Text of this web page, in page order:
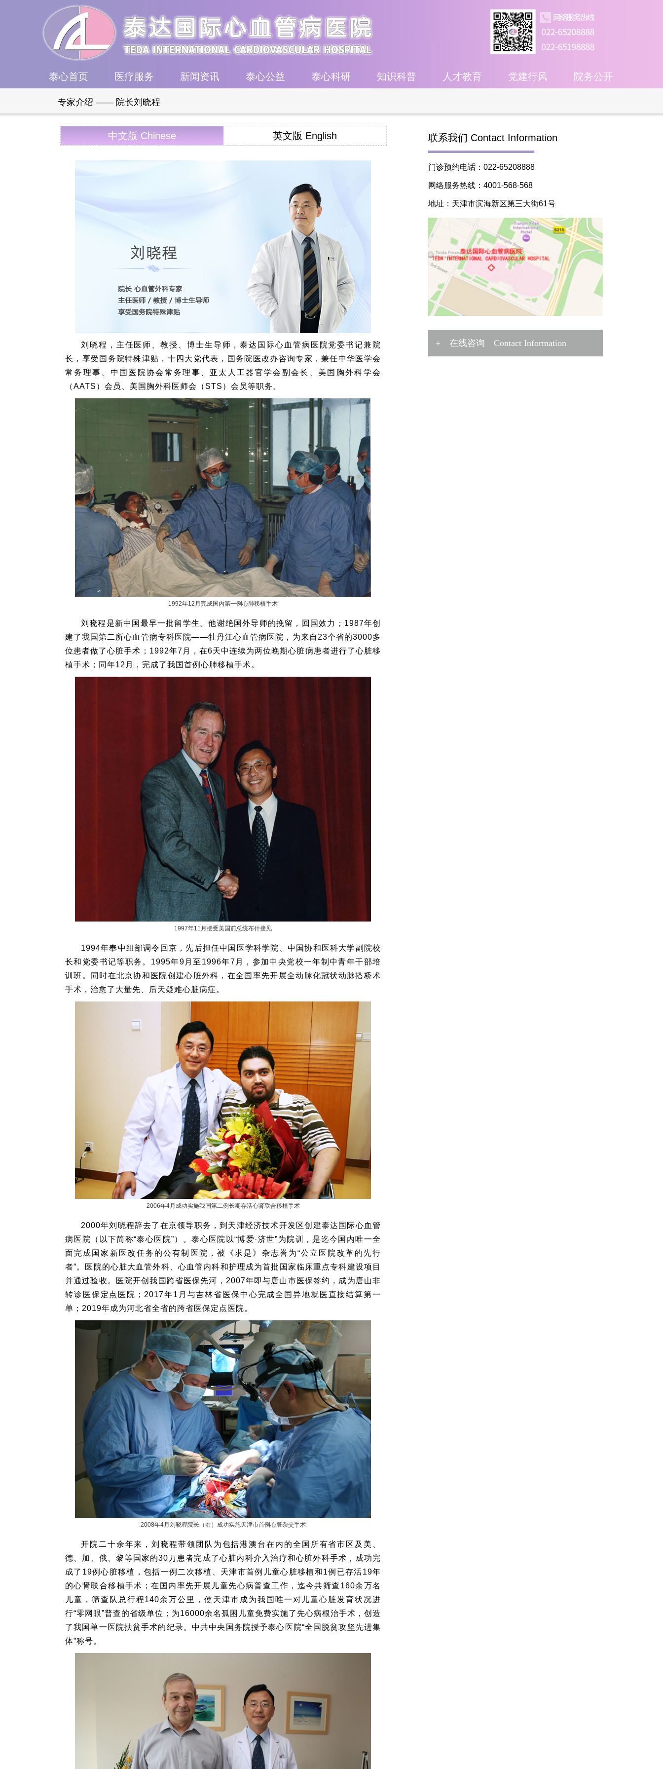
泰心首页 医疗服务 新闻资讯 泰心公益 泰心科研 知识科普 人才教育 党建行风 院务公开
专家介绍 —— 院长刘晓程
中文版 Chinese 英文版 English
刘晓程，主任医师、教授、博士生导师，泰达国际心血管病医院党委书记兼院
长，享受国务院特殊津贴，十四大党代表，国务院医改办咨询专家，兼任中华医学会
常务理事、中国医院协会常务理事、亚太人工器官学会副会长、美国胸外科学会
（AATS）会员、美国胸外科医师会（STS）会员等职务。
1992年12月完成国内第一例心肺移植手术
刘晓程是新中国最早一批留学生。他谢绝国外导师的挽留，回国效力；1987年创
建了我国第二所心血管病专科医院——牡丹江心血管病医院，为来自23个省的3000多
位患者做了心脏手术；1992年7月，在6天中连续为两位晚期心脏病患者进行了心脏移
植手术；同年12月，完成了我国首例心肺移植手术。
1997年11月接受美国前总统布什接见
1994年奉中组部调令回京，先后担任中国医学科学院、中国协和医科大学副院校
长和党委书记等职务。1995年9月至1996年7月，参加中央党校一年制中青年干部培
训班。同时在北京协和医院创建心脏外科，在全国率先开展全动脉化冠状动脉搭桥术
手术，治愈了大量先、后天疑难心脏病症。
2006年4月成功实施我国第二例长期存活心肾联合移植手术
2000年刘晓程辞去了在京领导职务，到天津经济技术开发区创建泰达国际心血管
病医院（以下简称“泰心医院”）。泰心医院以“博爱·济世”为院训，是迄今国内唯一全
面完成国家新医改任务的公有制医院，被《求是》杂志誉为“公立医院改革的先行
者”。医院的心脏大血管外科、心血管内科和护理成为首批国家临床重点专科建设项目
并通过验收。医院开创我国跨省医保先河，2007年即与唐山市医保签约，成为唐山非
转诊医保定点医院；2017年1月与吉林省医保中心完成全国异地就医直接结算第一
单；2019年成为河北省全省的跨省医保定点医院。
2008年4月刘晓程院长（右）成功实施天津市首例心脏杂交手术
开院二十余年来，刘晓程带领团队为包括港澳台在内的全国所有省市区及美、
德、加、俄、黎等国家的30万患者完成了心脏内科介入治疗和心脏外科手术，成功完
成了19例心脏移植，包括一例二次移植、天津市首例儿童心脏移植和1例已存活19年
的心肾联合移植手术；在国内率先开展儿童先心病普查工作，迄今共筛查160余万名
儿童，筛查队总行程140余万公里，使天津市成为我国唯一对儿童心脏发育状况进
行“零网眼”普查的省级单位；为16000余名孤困儿童免费实施了先心病根治手术，创造
了我国单一医院扶贫手术的纪录。中共中央国务院授予泰心医院“全国脱贫攻坚先进集
体”称号。
联系我们 Contact Information
门诊预约电话：022-65208888
网络服务热线：4001-568-568
地址：天津市滨海新区第三大街61号
在线咨询 Contact Information